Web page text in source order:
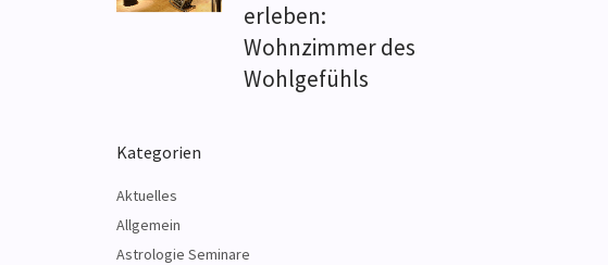
erleben:
Wohnzimmer des
Wohlgefühls
Kategorien
Aktuelles
Allgemein
Astrologie Seminare